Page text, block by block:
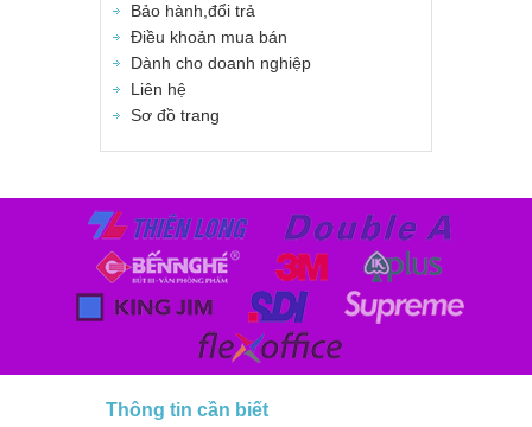
Bảo hành,đổi trả
Điều khoản mua bán
Dành cho doanh nghiệp
Liên hệ
Sơ đồ trang
Thông tin cần biết